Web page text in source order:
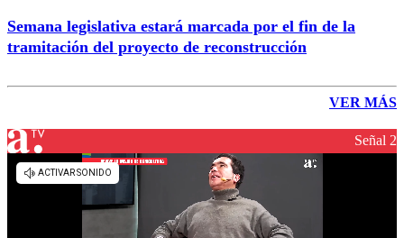
Semana legislativa estará marcada por el fin de la
tramitación del proyecto de reconstrucción
VER MÁS
Señal 2